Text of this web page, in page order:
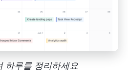
하루를 정리하세요